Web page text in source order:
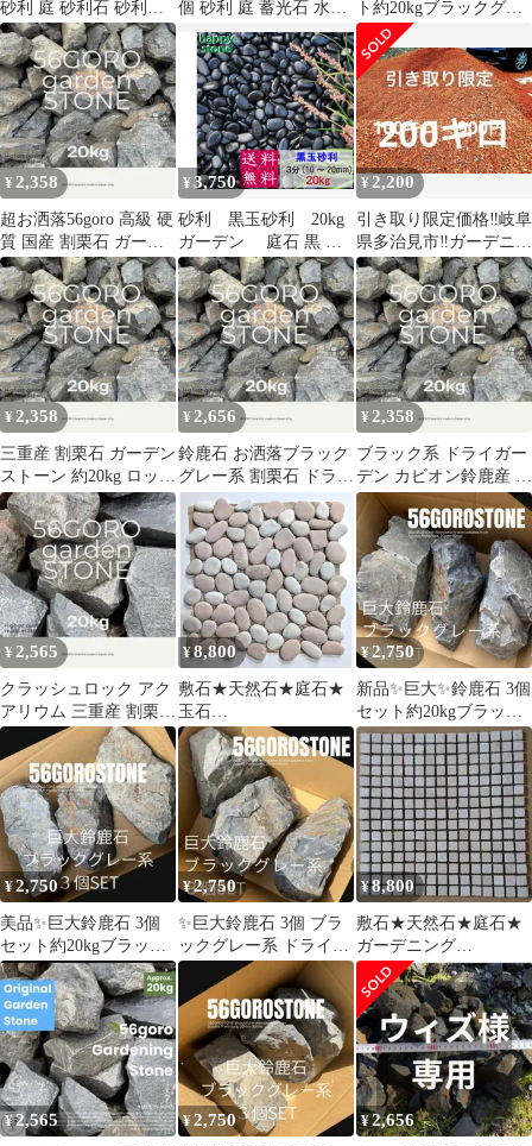
砂利 庭 砂利石 砂利敷
き 庭石 敷石 白石
個 砂利 庭 蓄光石 水槽
光る 石 玄関 砕石 イン
テリア アクアリウム 自
然 花瓶 ガーデン ハウ
ス 人口発光石
ト約20kgブラックグレ
ー系 ドライガーデン 割
栗石
¥2,358
超お洒落56goro 高級 硬
質 国産 割栗石 ガーデ
ンストーン 約20kg
¥ 3,750
砂利 黒玉砂利 20kg
ガーデン 庭石 黒 玉
砂利 ガーデンロック ガ
ーデニング 庭 敷石 販
売 砂利 大量 砕石 丸石
玉石 玉砂利 じゃり 庭
おしゃれ 化粧石 化粧砂
利 防草砂利 ガーデン用
品 園芸用品 園芸 ガー
デン 庭用 玄関 最高
級 特上
¥ 2,200
引き取り限定価格‼️岐阜
県多治見市‼️ガーデニン
グ砂利 石 砂 瓦チ
ップ
¥2,358
三重産 割栗石 ガーデン
ストーン 約20kg ロック
ガーデン クラッシュロ
ック
¥2,656
鈴鹿石 お洒落ブラック
グレー系 割栗石 ドライ
ガーデン ガビオン 約
20kg
¥2,358
ブラック系 ドライガー
デン カビオン鈴鹿産 割
栗石 ガーデンストーン
約20kg
¥2,565
クラッシュロック アク
アリウム 三重産 割栗石
（グレー）カビオン 約
20kg
¥8,800
敷石★天然石★庭石★
玉石
★DIY★300×300×10㎜
★シート11枚★送料込
¥2,750
新品✨巨大✨鈴鹿石 3個
セット約20kgブラック
グレー系 ガビオン 割栗
石
¥2,750
美品✨巨大鈴鹿石 3個
セット約20kgブラック
グレー系 ドライガーデ
ン 割栗石
¥2,750
✨巨大鈴鹿石 3個 ブラ
ックグレー系 ドライガ
ーデン 割栗石 クラッシ
ュロック
¥8,800
敷石★天然石★庭石★
ガーデニング
★300×300×10㎜★シー
ト11枚★送料込
¥2,565 ¥2,750 ¥2,656